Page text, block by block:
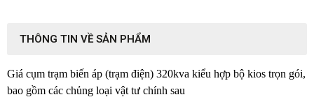
THÔNG TIN VỀ SẢN PHẨM
Giá cụm trạm biến áp (trạm điện) 320kva kiểu hợp bộ kios trọn gói,
bao gồm các chủng loại vật tư chính sau